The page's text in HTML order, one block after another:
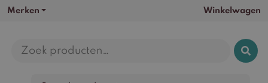
Merken Winkelwagen
Zoeken